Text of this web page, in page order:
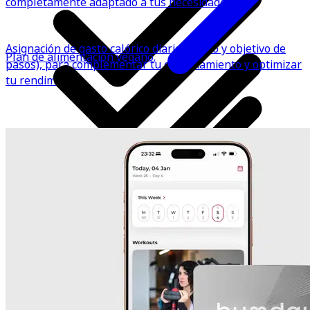
Sugerencia semanal de RIR/RPE, sobrecarga progresiva y
tempo y posibilidad de registrar los pesos de cada
ejercicio en cada sesión (dentro de la misma app), para
Conoce el valor aproximado de calorías y macronutrientes
Asignación de gasto calórico diario (cardio y objetivo de
pasos), para complementar tu entrenamiento y optimizar
tu rendimiento.
Disfruta de una variedad de comidas nutritivas y sabrosas
para cada día de la semana, incluyendo desayuno,
almuerzo, cena y dos snacks.
Plan de alimentacion vegano.